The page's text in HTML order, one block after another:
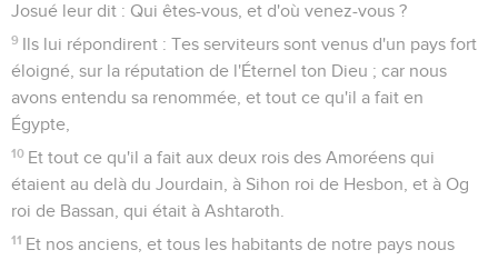
Josué leur dit : Qui êtes-vous, et d'où venez-vous ?
9 Ils lui répondirent : Tes serviteurs sont venus d'un pays fort
éloigné, sur la réputation de l'Éternel ton Dieu ; car nous
avons entendu sa renommée, et tout ce qu'il a fait en
Égypte,
10 Et tout ce qu'il a fait aux deux rois des Amoréens qui
étaient au delà du Jourdain, à Sihon roi de Hesbon, et à Og
roi de Bassan, qui était à Ashtaroth.
11 Et nos anciens, et tous les habitants de notre pays nous